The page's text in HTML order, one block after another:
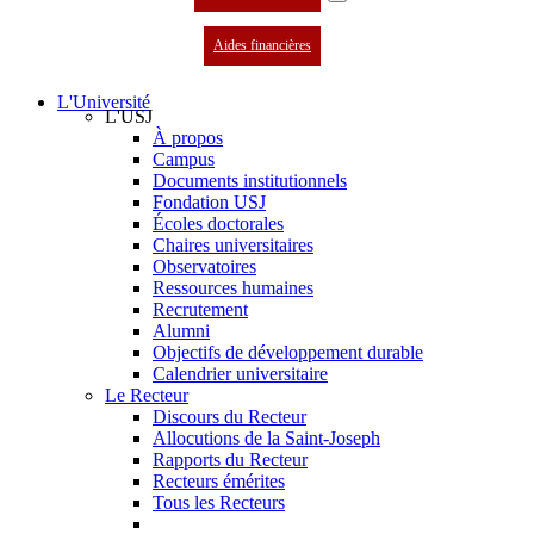
Aides financières
L'Université
L'USJ
À propos
Campus
Documents institutionnels
Fondation USJ
Écoles doctorales
Chaires universitaires
Observatoires
Ressources humaines
Recrutement
Alumni
Objectifs de développement durable
Calendrier universitaire
Le Recteur
Discours du Recteur
Allocutions de la Saint-Joseph
Rapports du Recteur
Recteurs émérites
Tous les Recteurs